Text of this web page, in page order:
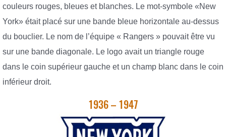
couleurs rouges, bleues et blanches. Le mot-symbole «New
York» était placé sur une bande bleue horizontale au-dessus
du bouclier. Le nom de l’équipe « Rangers » pouvait être vu
sur une bande diagonale. Le logo avait un triangle rouge
dans le coin supérieur gauche et un champ blanc dans le coin
inférieur droit.
1936 – 1947